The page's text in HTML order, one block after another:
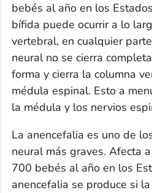
bebés al año en los
bífida puede ocurrir a lo
vertebral, en cualquier
neural no se cierra
forma y cierra la columna
médula espinal. Esto a
la médula y los nervios
La anencefalia es uno de
neural más graves. Afecta
700 bebés al año en los
anencefalia se produce si